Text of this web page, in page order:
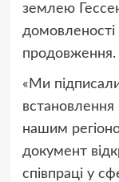
землею
продовження.
«Ми
встановлення
нашим
документ
співпраці у